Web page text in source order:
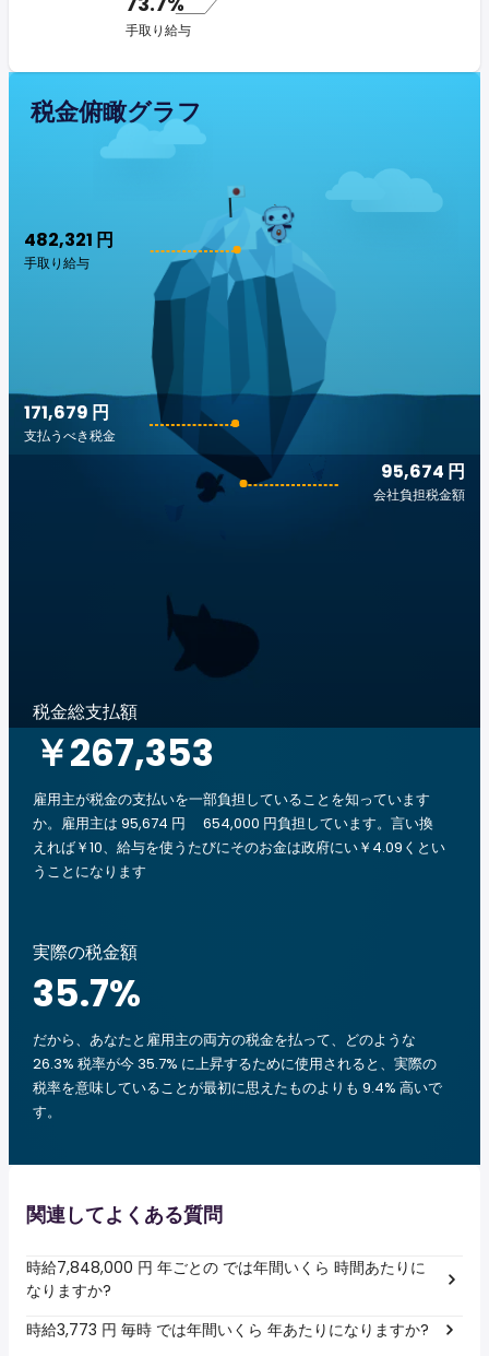
手取り給与
税金俯瞰グラフ
482,321 円
手取り給与
95,674 円
会社負担税金額
171,679 円
支払うべき税金
税金総支払額
￥267,353
雇用主が税金の支払いを一部負担していることを知っています
か。雇用主は 95,674 円 654,000 円負担しています。言い換
えれば￥10、給与を使うたびにそのお金は政府にい￥4.09くとい
うことになります
実際の税金額
35.7%
だから、あなたと雇用主の両方の税金を払って、どのような
26.3% 税率が今 35.7% に上昇するために使用されると、実際の
税率を意味していることが最初に思えたものよりも 9.4% 高いで
す。
関連してよくある質問
時給7,848,000 円 年ごとの では年間いくら 時間あたりに
なりますか?
時給3,773 円 毎時 では年間いくら 年あたりになりますか?